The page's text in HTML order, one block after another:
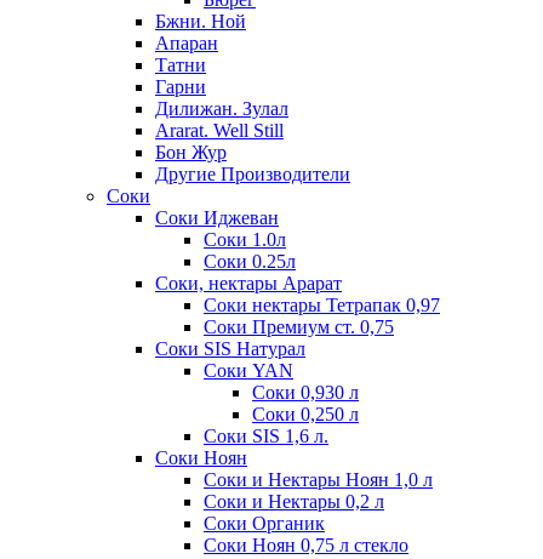
Бжни. Ной
Апаран
Татни
Гарни
Дилижан. Зулал
Ararat. Well Still
Бон Жур
Другие Производители
Соки
Соки Иджеван
Соки 1.0л
Соки 0.25л
Соки, нектары Арарат
Соки нектары Тетрапак 0,97
Соки Премиум ст. 0,75
Соки SIS Натурал
Соки YAN
Соки 0,930 л
Соки 0,250 л
Соки SIS 1,6 л.
Соки Ноян
Соки и Нектары Ноян 1,0 л
Соки и Нектары 0,2 л
Соки Органик
Соки Ноян 0,75 л стекло